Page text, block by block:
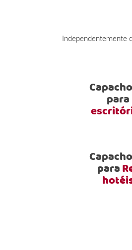
Independentemente
para
para